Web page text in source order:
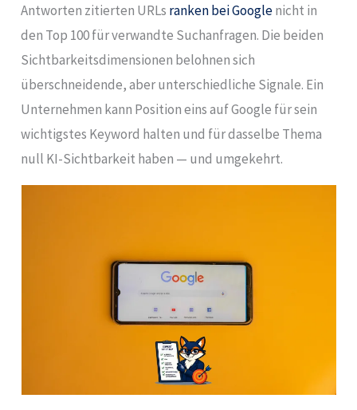
Antworten zitierten URLs ranken bei Googlenicht in
den Top 100 für verwandte Suchanfragen. Die beiden
Sichtbarkeitsdimensionen belohnen sich
überschneidende, aber unterschiedliche Signale. Ein
Unternehmen kann Position eins auf Google für sein
wichtigstes Keyword halten und für dasselbe Thema
null KI-Sichtbarkeit haben — und umgekehrt.